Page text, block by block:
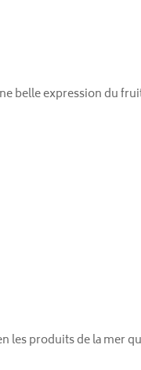
belle expression du
produits de la mer